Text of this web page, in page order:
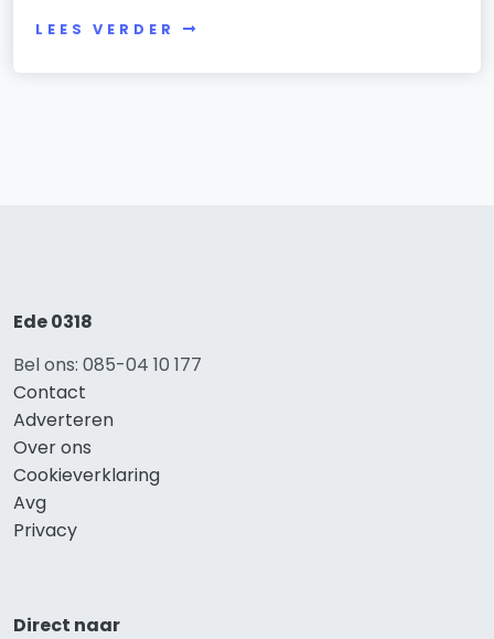
LEES VERDER
Ede 0318
Bel ons: 085-04 10 177
Contact
Adverteren
Over ons
Cookieverklaring
Avg
Privacy
Direct naar